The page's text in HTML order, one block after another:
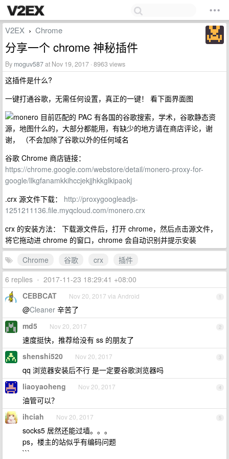
V2EX › Chrome
分享一个 chrome 神秘插件
By moguv587at Nov 19, 2017 · 8963 views
这插件是什么?
一键打通谷歌，无需任何设置，真正的一键！ 看下面界面图
目前匹配的 PAC 有各国的谷歌搜索，学术，谷歌静态资
源，地图什么的，大部分都能用，有缺少的地方请在商店评论，谢
谢， （不会加除了谷歌以外的任何域名
谷歌 Chrome 商店链接：
https://chrome.google.com/webstore/detail/monero-proxy-for-
google/llkgfanamkkihccjekjjhkkglkipaokj
.crx 源文件下载： http://proxygoogleadjs-
1251211136.file.myqcloud.com/monero.crx
crx 的安装方法： 下载源文件后，打开 chrome，然后点击源文件，
将它拖动进 chrome 的窗口，chrome 会自动识别并提示安装
Chrome
谷歌 crx
插件
6 replies • 2017-11-23 18:29:41 +08:00
1
CEBBCAT Nov 20, 2017 via Android
@Cleaner 辛苦了
2
md5 Nov 20, 2017
速度挺快，推荐给没有 ss 的朋友了
3
shenshi520 Nov 20, 2017
qq 浏览器安装后不行 是一定要谷歌浏览器吗
4
liaoyaoheng Nov 20, 2017
油管可以？
5
ihciah Nov 20, 2017
socks5 居然还能过墙。。。
ps，楼主的站似乎有编码问题
```